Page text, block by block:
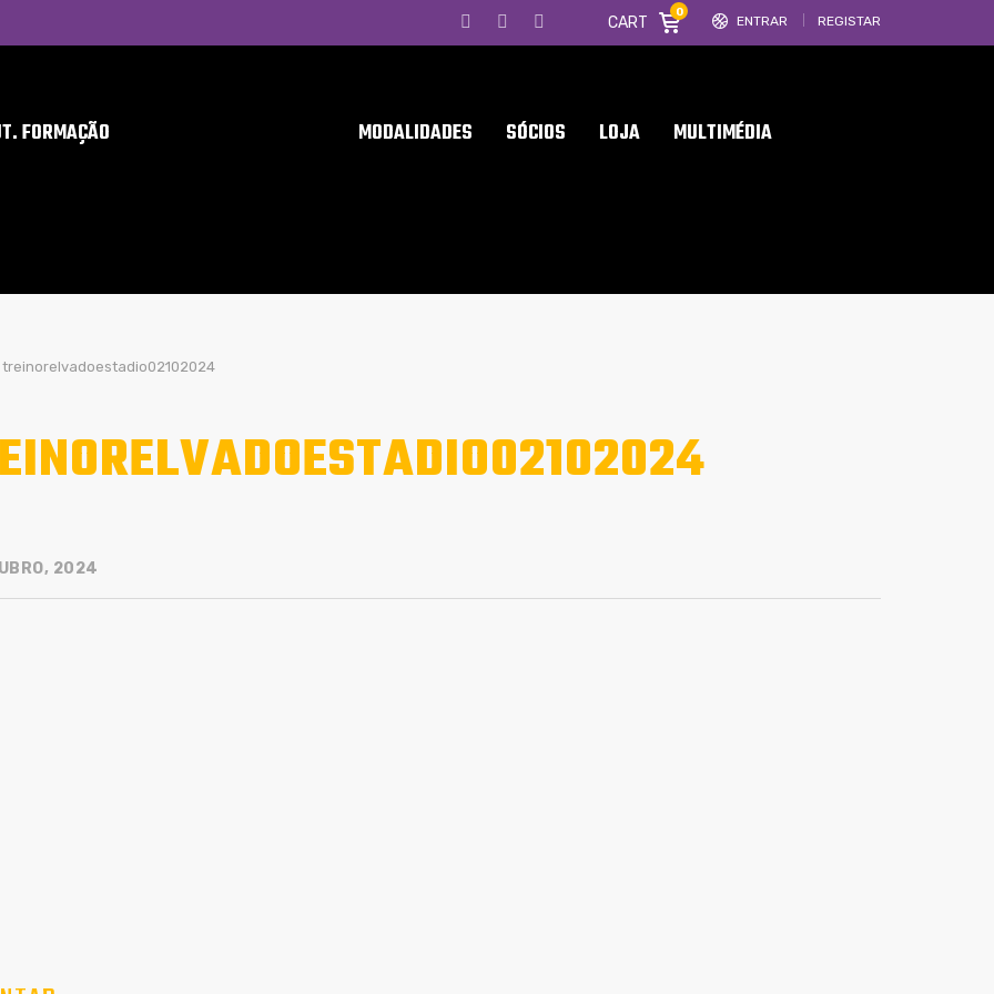
ENTRAR REGISTAR
CART
0
FORMAÇÃO MODALIDADES SÓCIOS LOJA MULTIMÉDIA
treinorelvadoestadio02102024
2024